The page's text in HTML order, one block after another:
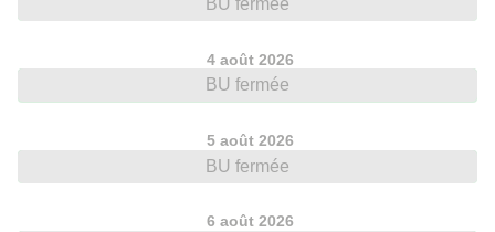
BU fermée
4 août 2026
BU fermée
5 août 2026
BU fermée
6 août 2026